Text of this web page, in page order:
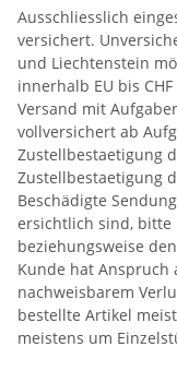
Ausschliesslich
versichert.
und Liechtenstein
innerhalb EU bis
Versand mit
vollversichert ab
Zustellbestaetigung
Zustellbestaetigung
Beschädigte
ersichtlich sind, bitte
beziehungsweise
Kunde hat Anspruch
nachweisbarem
bestellte Artikel
meistens um